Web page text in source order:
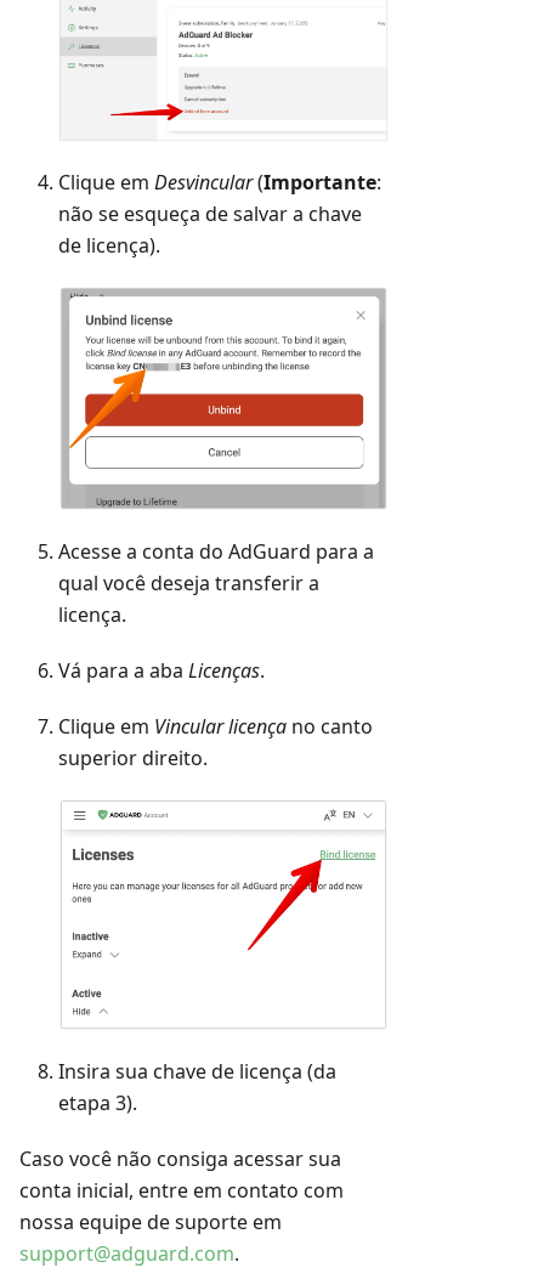
Clique em Desvincular(Importante:
não se esqueça de salvar a chave
de licença).
Acesse a conta do AdGuard para a
qual você deseja transferir a
licença.
Vá para a aba Licenças.
Clique em Vincular licença no canto
superior direito.
Insira sua chave de licença (da
etapa 3).
Caso você não consiga acessar sua
conta inicial, entre em contato com
nossa equipe de suporte em
support@adguard.com.